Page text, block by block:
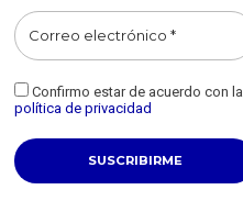
Confirmo estar de acuerdo con la
política de privacidad